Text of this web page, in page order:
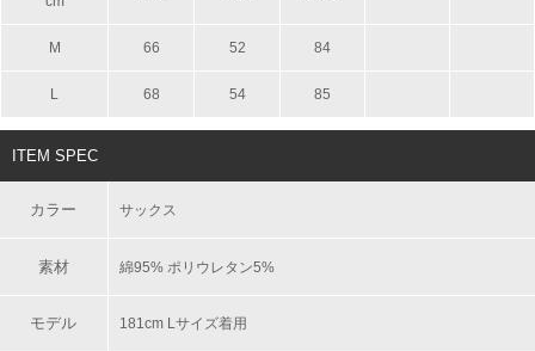
M 66 52 84
L 68 54 85
ITEM SPEC
カラー サックス
素材 綿95% ポリウレタン5%
モデル 181cm Lサイズ着用